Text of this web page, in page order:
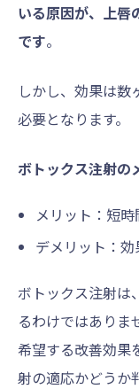
いる原因が、上唇
です。
しかし、効果は
必要となります。
ボトックス注射の
メリット：短
デメリット：
ボトックス注射は
るわけではありま
希望する改善効果
射の適応かどうか